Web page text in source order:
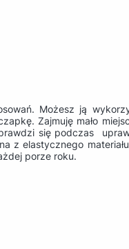
Możesz ją
Zajmuję mało
się podczas
z elastycznego
porze roku.